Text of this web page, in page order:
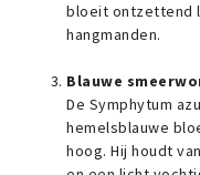
bloeit ontzettend
hangmanden.
Blauwe
De Symphytum
hemelsblauwe
hoog. Hij houdt